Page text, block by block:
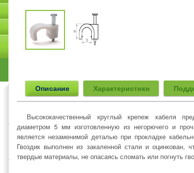
Описание Характеристики
Высококачественный круглый крепеж кабеля
диаметром 5 мм изготовленную из негорючего и
является незаменимой деталью при прокладке
Гвоздик выполнен из закаленной стали и
твердые материалы, не опасаясь сломать или погнуть